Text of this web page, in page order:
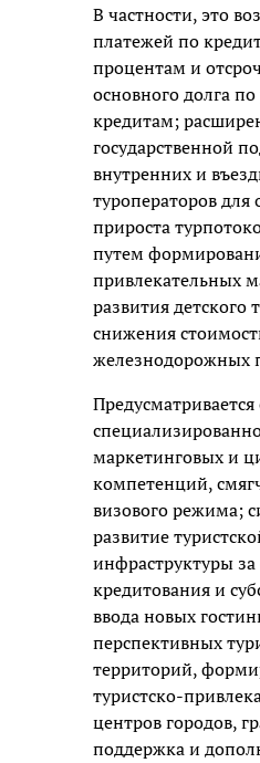
В частности, это
платежей по
процентам и
основного долга
кредитам;
государственной
внутренних и
туроператоров для
прироста
путем
привлекательных
развития детского
снижения
железнодорожных
маркетинговых и
компетенций,
визового режима;
развитие
инфраструктуры за
кредитования и
ввода новых
перспективных
территорий,
туристско-
центров городов,
поддержка и